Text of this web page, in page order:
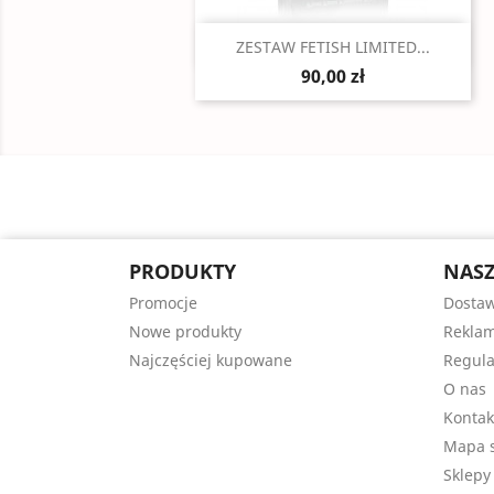
Szybki podgląd
ZESTAW FETISH LIMITED...
90,00 zł
PRODUKTY
Promocje
Nowe produkty
Najczęściej kupowane
O nas
Mapa
Sklepy